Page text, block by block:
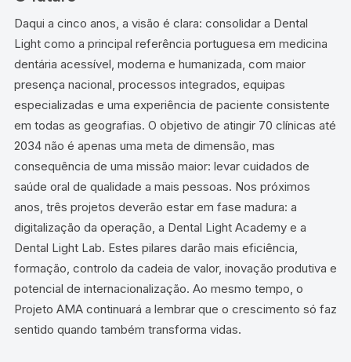
Daqui a cinco anos, a visão é clara: consolidar a Dental
Light como a principal referência portuguesa em medicina
dentária acessível, moderna e humanizada, com maior
presença nacional, processos integrados, equipas
especializadas e uma experiência de paciente consistente
em todas as geografias. O objetivo de atingir 70 clínicas até
2034 não é apenas uma meta de dimensão, mas
consequência de uma missão maior: levar cuidados de
saúde oral de qualidade a mais pessoas. Nos próximos
anos, três projetos deverão estar em fase madura: a
digitalização da operação, a Dental Light Academy e a
Dental Light Lab. Estes pilares darão mais eficiência,
formação, controlo da cadeia de valor, inovação produtiva e
potencial de internacionalização. Ao mesmo tempo, o
Projeto AMA continuará a lembrar que o crescimento só faz
sentido quando também transforma vidas.